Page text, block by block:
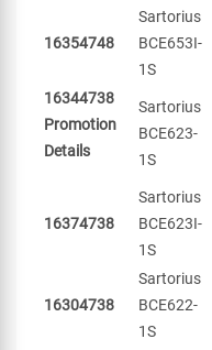
16354748
Sartorius
BCE653I-
1S
16344738
Promotion
Details
Sartorius
BCE623-
1S
16374738
Sartorius
BCE623I-
1S
16304738
Sartorius
BCE622-
1S